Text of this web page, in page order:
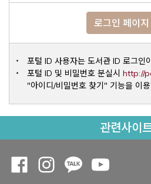
로그인 페이
포털 ID 사용자는 도서관 ID 로그인
포털 ID 및 비밀번호 분실시 http://
"아이디/비밀번호 찾기" 기능을 이
관련사이
Opens a new window
Opens a new window
Opens a new